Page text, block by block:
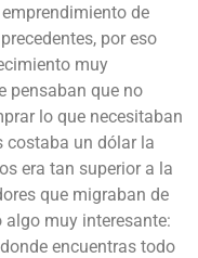
de
por eso
muy
pensaban que no
lo que necesitaban
costaba un dólar la
era tan superior a la
que migraban de
muy interesante:
donde encuentras todo